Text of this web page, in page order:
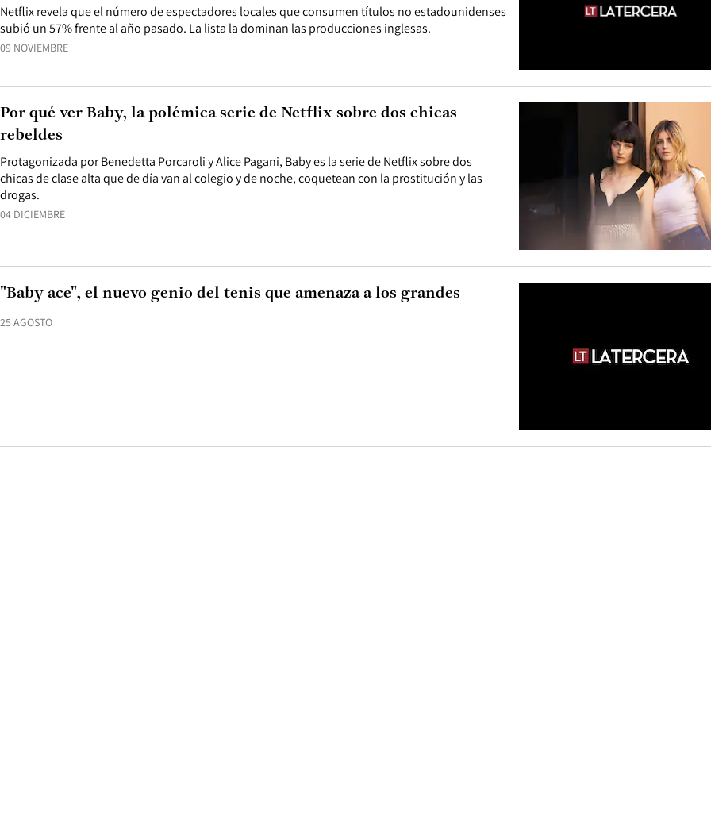
09 NOVIEMBRE
Netflix revela que el número de espectadores locales que consumen títulos no estadounidenses
subió un 57% frente al año pasado. La lista la dominan las producciones inglesas.
04 DICIEMBRE
Protagonizada por Benedetta Porcaroli y Alice Pagani, Baby es la serie de Netflix sobre dos
chicas de clase alta que de día van al colegio y de noche, coquetean con la prostitución y las
drogas.
Por qué ver Baby, la polémica serie de Netflix sobre dos chicas
rebeldes
25 AGOSTO
"Baby ace", el nuevo genio del tenis que amenaza a los grandes